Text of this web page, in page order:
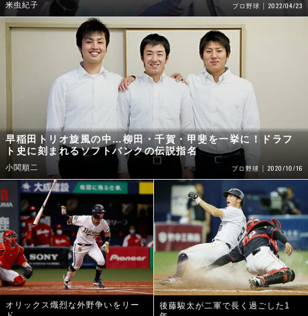
早稲田トリオ旋風の中…柳田・千賀・甲斐を一挙に！ドラフ
ト史に刻まれるソフトバンクの伝説指名
小関順二 プロ野球 2020/10/16
オリックス熾烈な外野争いをリー
ド。
10年目、今年の後藤駿太はしぶと
い。
米虫紀子
後藤駿太が二軍で長く過ごした1
年。
「まだ戦力外通告は受けていない」
米虫紀子